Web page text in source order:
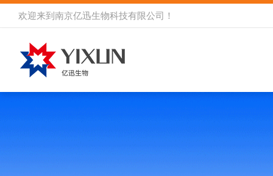
欢迎来到 南京亿迅生物科技有限公司 ！